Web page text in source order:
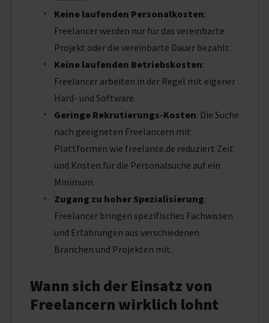
Keine laufenden Personalkosten:
Freelancer werden nur für das vereinbarte
Projekt oder die vereinbarte Dauer bezahlt.
Keine laufenden Betriebskosten:
Freelancer arbeiten in der Regel mit eigener
Hard- und Software.
Geringe Rekrutierungs-Kosten: Die Suche
nach geeigneten Freelancern mit
Plattformen wie freelance.de reduziert Zeit
und Kosten für die Personalsuche auf ein
Minimum.
Zugang zu hoher Spezialisierung:
Freelancer bringen spezifisches Fachwissen
und Erfahrungen aus verschiedenen
Branchen und Projekten mit.
Wann sich der Einsatz von
Freelancern wirklich lohnt